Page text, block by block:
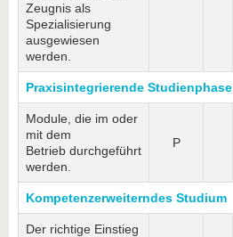
Zeugnis als
Spezialisierung
ausgewiesen
werden.
Praxisintegrierende Studienphase
Module, die im oder
mit dem
Betrieb durchgeführt
werden.
P
Kompetenzerweiterndes Studium
Der richtige Einstieg